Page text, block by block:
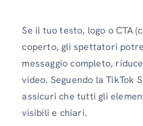
Se il tuo testo, logo o CTA
coperto, gli spettatori
messaggio completo,
video. Seguendo la TikTok
assicuri che tutti gli
visibili e chiari.